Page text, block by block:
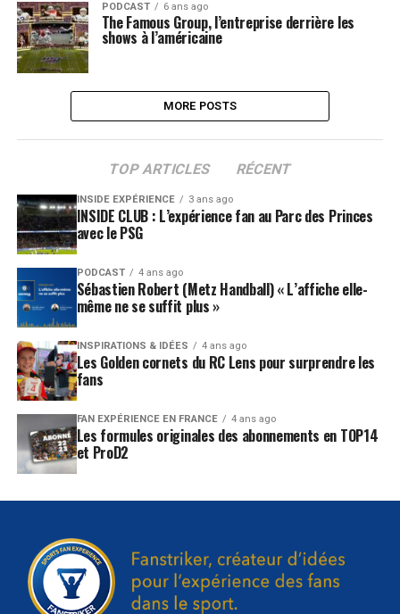
PODCAST 6 ans ago
The Famous Group, l’entreprise derrière les
shows à l’américaine
MORE POSTS
TOP ARTICLES RÉCENT
INSIDE EXPÉRIENCE 3 ans ago
INSIDE CLUB : L’expérience fan au Parc des Princes
avec le PSG
PODCAST 4 ans ago
Sébastien Robert (Metz Handball) « L’affiche elle-
même ne se suffit plus »
INSPIRATIONS & IDÉES 4 ans ago
Les Golden cornets du RC Lens pour surprendre les
fans
FAN EXPÉRIENCE EN FRANCE 4 ans ago
Les formules originales des abonnements en TOP14
et ProD2